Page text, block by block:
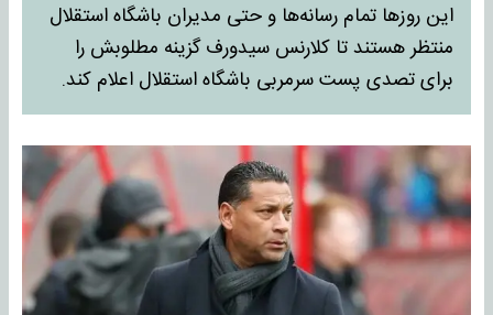
این روزها تمام رسانه‌ها و حتی مدیران باشگاه استقلال
منتظر هستند تا کلارنس سیدورف گزینه مطلوبش را
برای تصدی پست سرمربی باشگاه استقلال اعلام کند.